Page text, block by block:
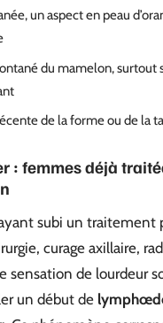
un aspect en peau
du mamelon, surtout
de la forme ou de la
: femmes déjà
subi un traitement
curage axillaire,
sensation de lourdeur
un début de